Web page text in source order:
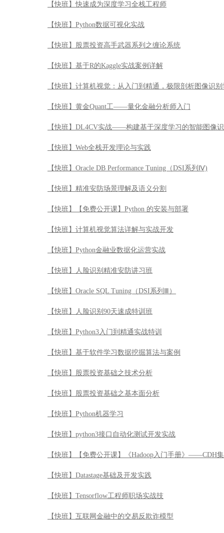
【快班】快速成为深度学习全栈工程师
【快班】Python数据可视化实战
【快班】股票投资高手武器系列之缠论系统
【快班】基于R的Kaggle实战案例详解
【快班】计算机视觉：从入门到精通，极限剖析图像识
【快班】黄金Quant工——量化金融分析师入门
【快班】DL4CV实战——构建基于深度学习的智能图像
【快班】Web全栈开发理论与实践
【快班】Oracle DB Performance Tuning（DSI系列Ⅳ)
【快班】精准安防场景理解及语义分割
【快班】【免费公开课】Python 的安装与部署
【快班】计算机视觉算法详解与实战开发
【快班】Python金融业数据化运营实战
【快班】人脸识别精准安防讲习班
【快班】Oracle SQL Tuning（DSI系列Ⅲ）
【快班】人脸识别90天速成特训班
【快班】Python3入门到精通实战特训
【快班】基于软件学习数据挖掘算法与案例
【快班】股票投资基础之技术分析
【快班】股票投资基础之基本面分析
【快班】Python机器学习
【快班】python3接口自动化测试开发实战
【快班】【免费公开课】《Hadoop入门手册》——CDH
【快班】Datastage基础及开发实践
【快班】Tensorflow工程师职场实战技
【快班】互联网金融中的交易反欺诈模型